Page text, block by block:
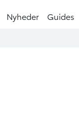
Nyheder Guides